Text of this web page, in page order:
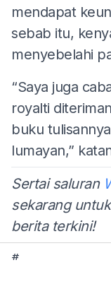
mendapat
sebab itu,
menyebelahi
“Saya juga
royalti
buku
lumayan,”
Sertai saluran
sekarang
berita terkini!
#